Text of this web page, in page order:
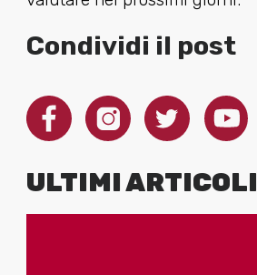
Condividi il post
ULTIMI ARTICOLI